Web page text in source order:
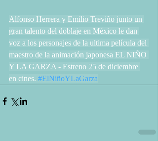
Alfonso Herrera y Emilio Treviño junto un
gran talento del doblaje en México le dan
voz a los personajes de la ultima película del
maestro de la animación japonesa EL NIÑO
Y LA GARZA - Estreno 25 de diciembre
en cines. #ElNiñoYLaGarza